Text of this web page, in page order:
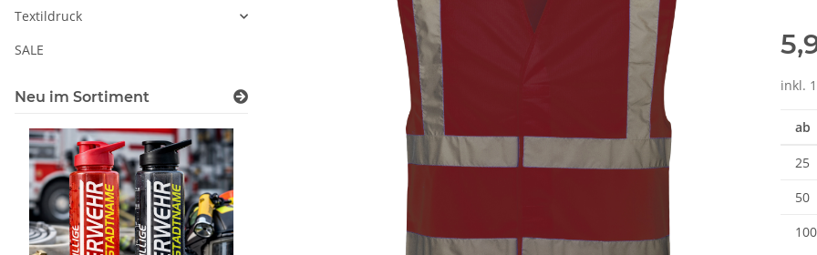
inkl.
ab
25
50
100
Textildruck
SALE
Neu im Sortiment